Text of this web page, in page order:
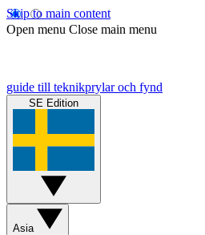
Skip to main content
Open menu Close main menu
guide till teknikprylar och fynd
SE Edition
Asia